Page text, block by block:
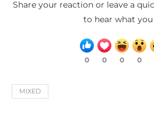
Share your reaction or leave a
to hear what
0 0 0 0
MIXED